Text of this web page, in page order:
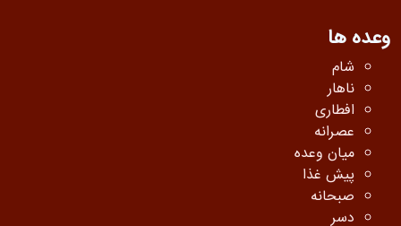
وعده ها
شام
ناهار
افطاری
عصرانه
میان وعده
پیش غذا
صبحانه
دسر